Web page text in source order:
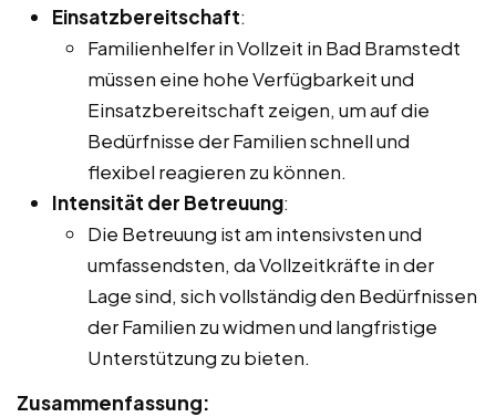
Einsatzbereitschaft:
Familienhelfer in Vollzeit in Bad Bramstedt
müssen eine hohe Verfügbarkeit und
Einsatzbereitschaft zeigen, um auf die
Bedürfnisse der Familien schnell und
flexibel reagieren zu können.
Intensität der Betreuung:
Die Betreuung ist am intensivsten und
umfassendsten, da Vollzeitkräfte in der
Lage sind, sich vollständig den Bedürfnissen
der Familien zu widmen und langfristige
Unterstützung zu bieten.
Zusammenfassung: